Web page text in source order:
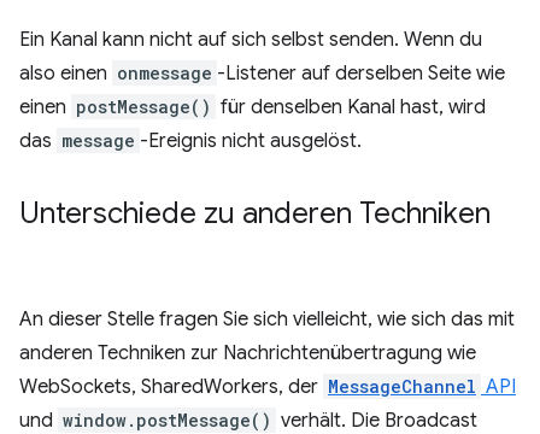
Ein Kanal kann nicht auf sich selbst senden. Wenn du
also einen onmessage -Listener auf derselben Seite wie
einen postMessage() für denselben Kanal hast, wird
das message -Ereignis nicht ausgelöst.
Unterschiede zu anderen Techniken
An dieser Stelle fragen Sie sich vielleicht, wie sich das mit
anderen Techniken zur Nachrichtenübertragung wie
WebSockets, SharedWorkers, der MessageChannel API
und window.postMessage() verhält. Die Broadcast